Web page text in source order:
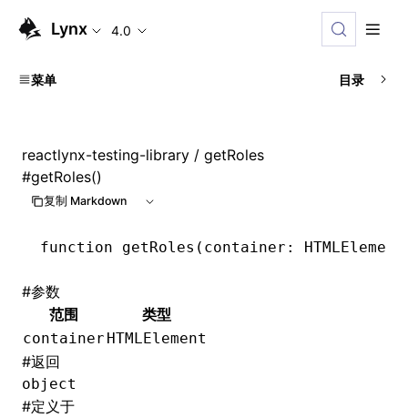
Lynx 4.0
菜单 目录
reactlynx-testing-library / getRoles
#getRoles()
复制 Markdown
function getRoles (container : HTMLElement
#参数
范围
类型
container HTMLElement
#返回
object
#定义于